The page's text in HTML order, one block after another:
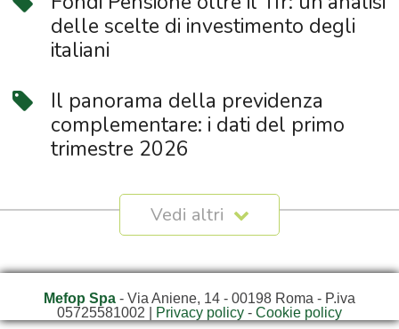
delle scelte di investimento degli
italiani
Il panorama della previdenza
complementare: i dati del primo
trimestre 2026
Mefop Spa - Via Aniene, 14 - 00198 Roma - P.iva
05725581002 |
Privacy policy - Cookie policy